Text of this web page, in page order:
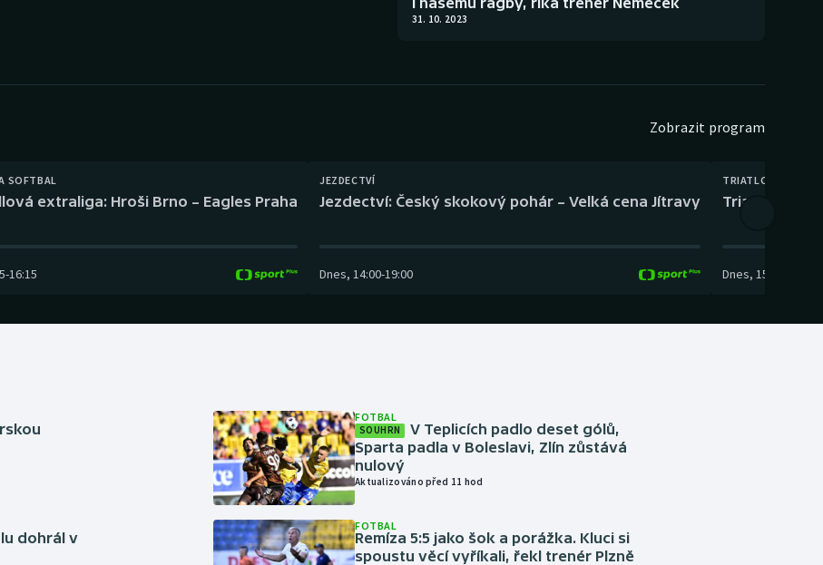
31. 10. 2023
Zobrazit program
SOFTBAL
extraliga: Hroši Brno – Eagles Praha
-16:15
JEZDECTVÍ
Jezdectví: Český skokový pohár – Velká cena Jítravy
Dnes, 14:00-19:00
TRIATLON
Triatlon:
Dnes, 15:00
dohrál v
FOTBAL
SOUHRN
V Teplicích padlo deset gólů,
Sparta padla v Boleslavi, Zlín zůstává
nulový
Aktualizováno před 11 hod
FOTBAL
Remíza 5:5 jako šok a porážka. Kluci si
spoustu věcí vyříkali, řekl trenér Plzně